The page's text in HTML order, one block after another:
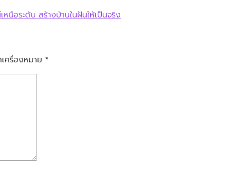
นือระดับ สร้างบ้านในฝันให้เป็นจริง
ครื่องหมาย *